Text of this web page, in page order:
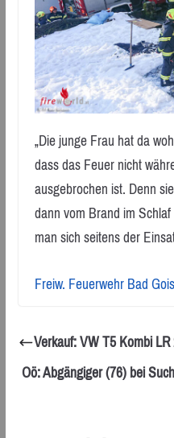
„Die junge Frau hat da
dass das Feuer nicht
ausgebrochen ist. Denn
dann vom Brand im
man sich seitens der
Freiw. Feuerwehr Bad
Verkauf: VW T5 Kombi
Oö: Abgängiger (76) bei